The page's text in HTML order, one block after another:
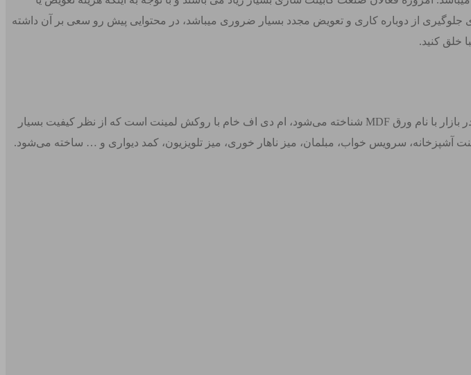
از دوباره کاری و تعویض مجدد بسیار ضروری میباشد، در محتوایی پیش رو سعی بر آن داشته
خلق کنید.
متداول‌ ترین روکشی که بر روی تخته فیبر ام دی اف خام استفاده می‌شود، لمینت است. در واقع، آنچه در بازار با نام ورق MDF شناخته می‌شود، ام دی اف خام با روکش لمینت است که از نظر کیفیت بسیار
آشپزخانه، سرویس خواب، مبلمان، میز ناهار خوری، میز تلویزیون، کمد دیواری و … ساخته می‌شود.